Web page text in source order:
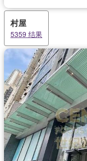
村屋
5359 结果